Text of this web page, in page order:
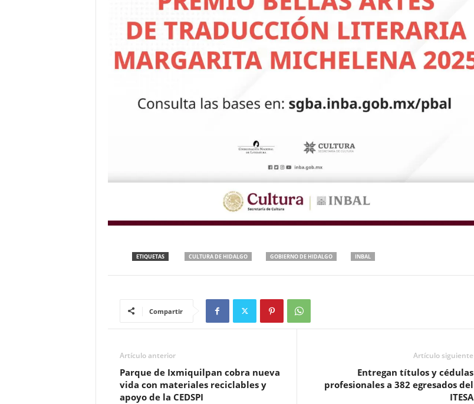
ETIQUETAS CULTURA DE HIDALGO GOBIERNO DE HIDALGO INBAL
Compartir
Artículo anterior
Parque de Ixmiquilpan cobra nueva
vida con materiales reciclables y
apoyo de la CEDSPI
Artículo siguiente
Entregan títulos y cédulas
profesionales a 382 egresados del
ITESA